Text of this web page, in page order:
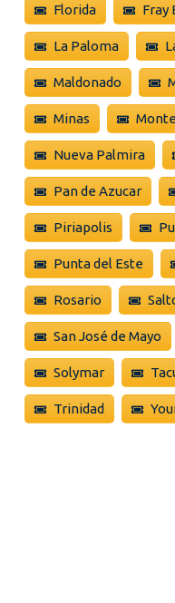
Florida Fray
La Paloma
Maldonado
Minas
Nueva Palmira
Pan de Azucar
Piriapolis
Punta del Este
Rosario
San José de Mayo
Solymar
Trinidad